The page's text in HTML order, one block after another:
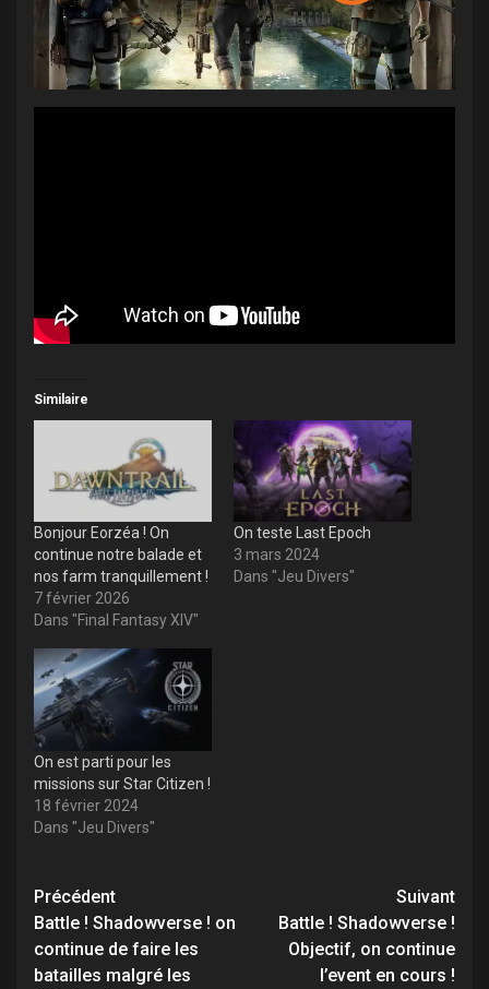
Similaire
Bonjour Eorzéa ! On
continue notre balade et
nos farm tranquillement !
7 février 2026
Dans "Final Fantasy XIV"
On teste Last Epoch
3 mars 2024
Dans "Jeu Divers"
On est parti pour les
missions sur Star Citizen !
18 février 2024
Dans "Jeu Divers"
Navigation
d’article
Précédent
Battle ! Shadowverse ! on
continue de faire les
batailles malgré les
Suivant
Battle ! Shadowverse !
Objectif, on continue
l’event en cours !